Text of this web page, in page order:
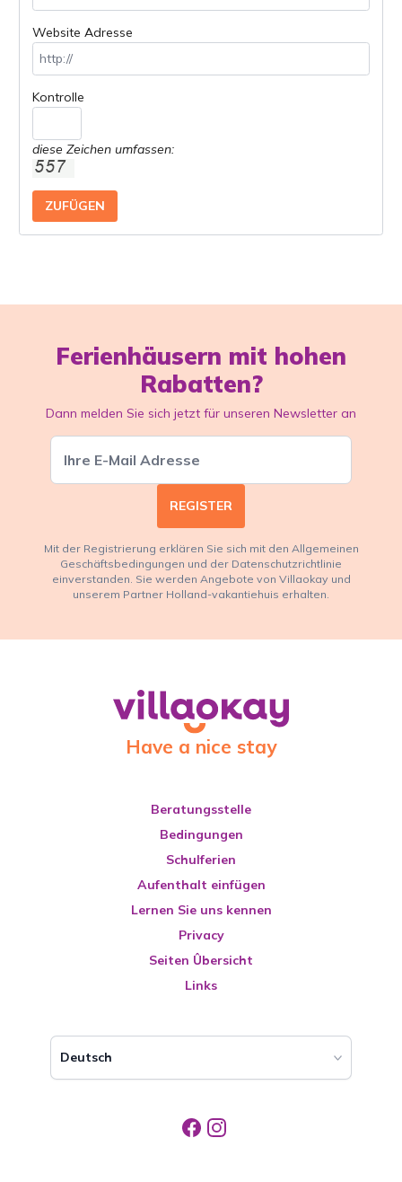
Website Adresse
Kontrolle
diese Zeichen umfassen:
Ferienhäusern mit hohen
Rabatten?
Dann melden Sie sich jetzt für unseren Newsletter an
REGISTER
Mit der Registrierung erklären Sie sich mit den Allgemeinen
Geschäftsbedingungen und der Datenschutzrichtlinie
einverstanden. Sie werden Angebote von Villaokay und
unserem Partner Holland-vakantiehuis erhalten.
Have a nice stay
Beratungsstelle
Bedingungen
Schulferien
Aufenthalt einfügen
Lernen Sie uns kennen
Privacy
Seiten Ûbersicht
Links
Deutsch